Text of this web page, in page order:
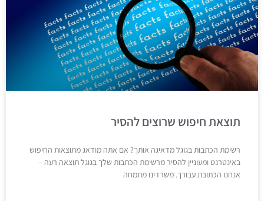
תוצאת חיפוש שרוצים להסיר
רשימת הכתבות בגוגל מדאיגה אותך? אם אתה מודאג מתוצאות החיפוש
באינטרנט ומעוניין להסיר מרשימת הכתבות שלך בגוגל תוצאה רעה –
אנחנו הכתובת עבורך. משרדינו מתמחה